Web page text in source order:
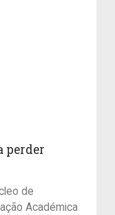
perder
de
Académica